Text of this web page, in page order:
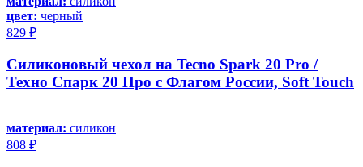
цвет: черный
829 ₽
Силиконовый чехол на Tecno Spark 20 Pro /
Техно Спарк 20 Про с Флагом России, Soft Touch
материал: силикон
808 ₽